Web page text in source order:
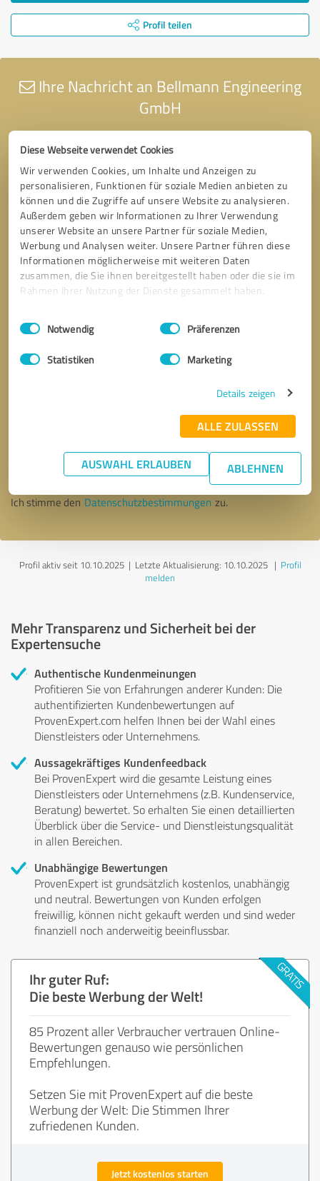
Diese Webseite verwendet Cookies
Wir verwenden Cookies, um Inhalte und Anzeigen zu
personalisieren, Funktionen für soziale Medien anbieten zu
können und die Zugriffe auf unsere Website zu analysieren.
Außerdem geben wir Informationen zu Ihrer Verwendung
unserer Website an unsere Partner für soziale Medien,
Werbung und Analysen weiter. Unsere Partner führen diese
Informationen möglicherweise mit weiteren Daten
zusammen, die Sie ihnen bereitgestellt haben oder die sie im
Rahmen Ihrer Nutzung der Dienste gesammelt haben.
Impressum Datenschutzbestimmungen
Einwilligungsauswahl
Notwendig Präferenzen
Statistiken Marketing
Details zeigen
ALLE ZULASSEN
AUSWAHL ERLAUBEN ABLEHNEN
Profil teilen
Ihre Nachricht an Bellmann Engineering
GmbH
* Erforderliche Angaben
Nachricht senden
Ich stimme den Datenschutzbestimmungen zu.
Profil aktiv seit 10.10.2025 | Letzte Aktualisierung: 10.10.2025| Profil
melden
Mehr Transparenz und Sicherheit bei der
Expertensuche
Authentische Kundenmeinungen
Profitieren Sie von Erfahrungen anderer Kunden: Die
authentifizierten Kundenbewertungen auf
ProvenExpert.com helfen Ihnen bei der Wahl eines
Dienstleisters oder Unternehmens.
Aussagekräftiges Kundenfeedback
Bei ProvenExpert wird die gesamte Leistung eines
Dienstleisters oder Unternehmens (z.B. Kundenservice,
Beratung) bewertet. So erhalten Sie einen detaillierten
Überblick über die Service- und Dienstleistungsqualität
in allen Bereichen.
Unabhängige Bewertungen
ProvenExpert ist grundsätzlich kostenlos, unabhängig
und neutral. Bewertungen von Kunden erfolgen
freiwillig, können nicht gekauft werden und sind weder
finanziell noch anderweitig beeinflussbar.
Ihr guter Ruf:
Die beste Werbung der Welt!
85 Prozent aller Verbraucher vertrauen Online-
Bewertungen genauso wie persönlichen
Empfehlungen.
Setzen Sie mit ProvenExpert auf die beste
Werbung der Welt: Die Stimmen Ihrer
zufriedenen Kunden.
Jetzt kostenlos starten